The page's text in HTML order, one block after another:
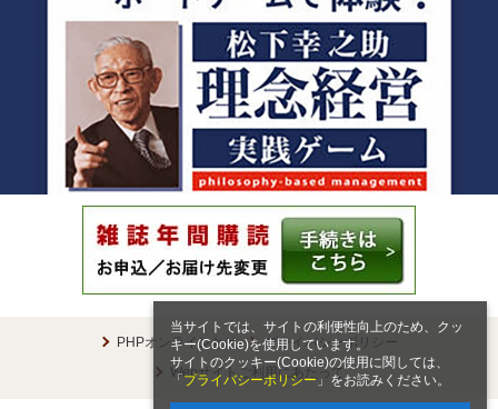
当サイトでは、サイトの利便性向上のため、クッ
キー(Cookie)を使用しています。
サイトのクッキー(Cookie)の使用に関しては、
「 プライバシーポリシー 」をお読みください。
PHPオンラインとは
プライバシーポリシー
Webサイトご利用にあたって